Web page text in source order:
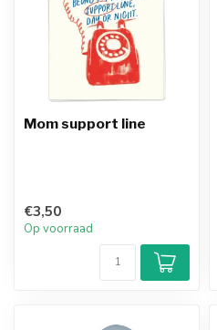
Mom support line
€3,50
Op voorraad